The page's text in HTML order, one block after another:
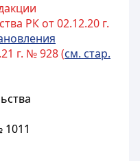
РК от 02.12.20 г.
г. № 928 (см. стар.
1011